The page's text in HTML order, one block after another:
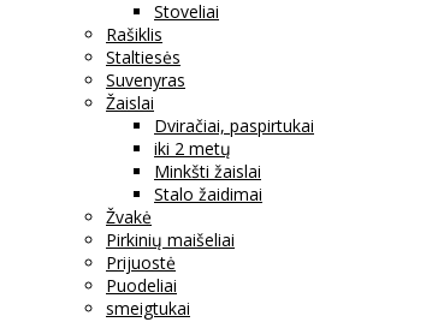
Stoveliai
Rašiklis
Staltiesės
Suvenyras
Žaislai
Dviračiai, paspirtukai
iki 2 metų
Minkšti žaislai
Stalo žaidimai
Žvakė
Pirkinių maišeliai
Prijuostė
Puodeliai
smeigtukai